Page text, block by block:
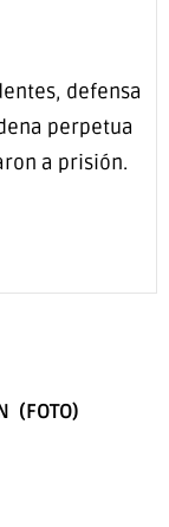
defensa
perpetua
a prisión.
(FOTO)